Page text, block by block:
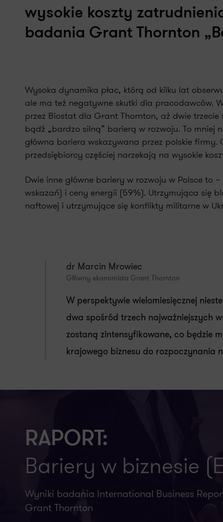
wysokie koszty
badania Grant Thornton
Wysoka dynamika płac, którą od kilku lat
ale ma też negatywne skutki dla pracodawców.
przez Biostat dla Grant Thornton, aż dwie
bądź „bardzo silną” barierą w rozwoju. To mniej
główna bariera wskazywana przez polskie
przedsiębiorcy częściej narzekają na wysokie
Dwie inne główne bariery w rozwoju w Polsce to
wskazań) i ceny energii (59%). Utrzymująca się
naftowej i utrzymujące się konflikty militarne w
dr Marcin Mrowiec
Główny ekonomista Grant Thornton
W perspektywie wielomiesięcznej
dwa spośród trzech najważniejszych
zostaną zintensyfikowane, co będzie
krajowego biznesu do rozpoczynania
RAPORT:
Bariery w biznesie
Wyniki badania International Business
Grant Thornton